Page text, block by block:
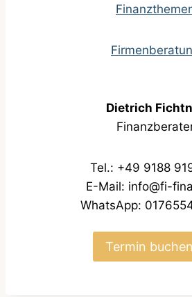
Dietrich
Tel.: +49 9188
E-Mail: info@fi-
WhatsApp:
Termin buchen